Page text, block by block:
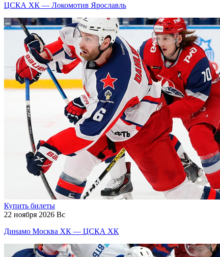
ЦСКА ХК — Локомотив Ярославль
Купить билеты
22 ноября 2026 Вс
Динамо Москва ХК — ЦСКА ХК